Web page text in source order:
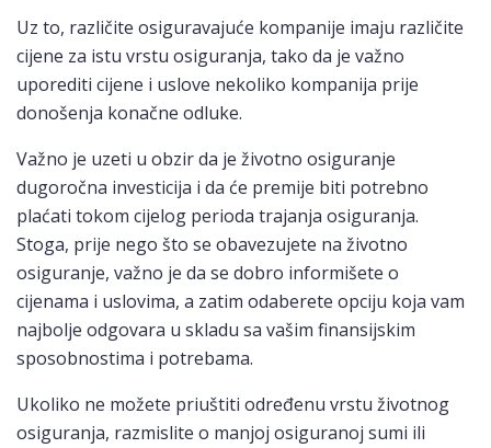
Uz to, različite osiguravajuće kompanije imaju različite
cijene za istu vrstu osiguranja, tako da je važno
uporediti cijene i uslove nekoliko kompanija prije
donošenja konačne odluke.
Važno je uzeti u obzir da je životno osiguranje
dugoročna investicija i da će premije biti potrebno
plaćati tokom cijelog perioda trajanja osiguranja.
Stoga, prije nego što se obavezujete na životno
osiguranje, važno je da se dobro informišete o
cijenama i uslovima, a zatim odaberete opciju koja vam
najbolje odgovara u skladu sa vašim finansijskim
sposobnostima i potrebama.
Ukoliko ne možete priuštiti određenu vrstu životnog
osiguranja, razmislite o manjoj osiguranoj sumi ili